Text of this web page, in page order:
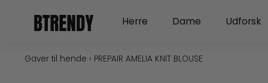
Herre Open Herre
Dame Open Dame
Udforsk
Gaver til hende › PREPAIR AMELIA KNIT BLOUSE